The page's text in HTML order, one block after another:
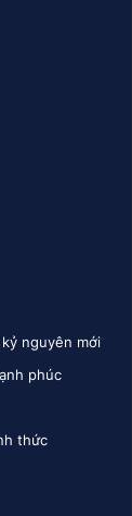
nguyên mới
phúc
thức